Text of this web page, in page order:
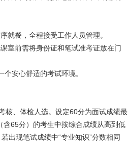
就餐，全程接受工作人员管理。
室前需将身份证和笔试准考证放在门
安心舒适的考试环境。
核、体检人选。设定60分为面试成绩最
65分）的考生中按综合成绩从高到低
出现笔试成绩中“专业知识”分数相同